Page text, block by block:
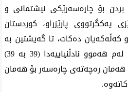
بردن بۆ چارەسەرێكی نیشتمانی و
یەكگرتووی پارێزراو، كوردستان
كەڵەكەیان دەكات، تا گەیشتین بە
وەزعی حاڵ و ئەمجارەیان لەم هەموو نادڵنیاییەدا (39 بە 39)
رەچەتەی چارەسەر بۆ هەمان